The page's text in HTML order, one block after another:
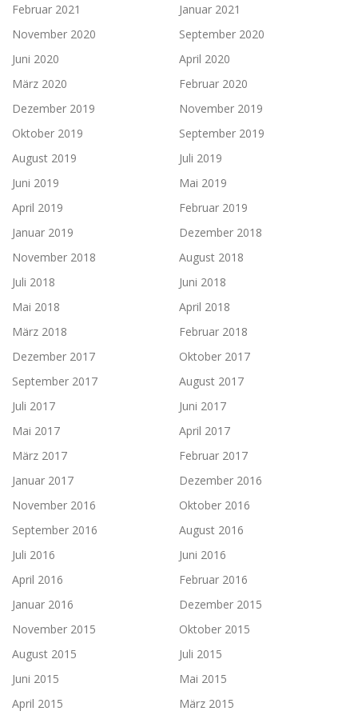
Februar 2021
Januar 2021
November 2020
September 2020
Juni 2020
April 2020
März 2020
Februar 2020
Dezember 2019
November 2019
Oktober 2019
September 2019
August 2019
Juli 2019
Juni 2019
Mai 2019
April 2019
Februar 2019
Januar 2019
Dezember 2018
November 2018
August 2018
Juli 2018
Juni 2018
Mai 2018
April 2018
März 2018
Februar 2018
Dezember 2017
Oktober 2017
September 2017
August 2017
Juli 2017
Juni 2017
Mai 2017
April 2017
März 2017
Februar 2017
Januar 2017
Dezember 2016
November 2016
Oktober 2016
September 2016
August 2016
Juli 2016
Juni 2016
April 2016
Februar 2016
Januar 2016
Dezember 2015
November 2015
Oktober 2015
August 2015
Juli 2015
Juni 2015
Mai 2015
April 2015
März 2015